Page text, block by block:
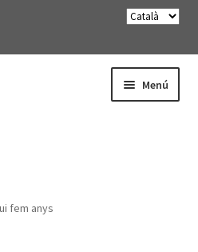
Menú
fem anys